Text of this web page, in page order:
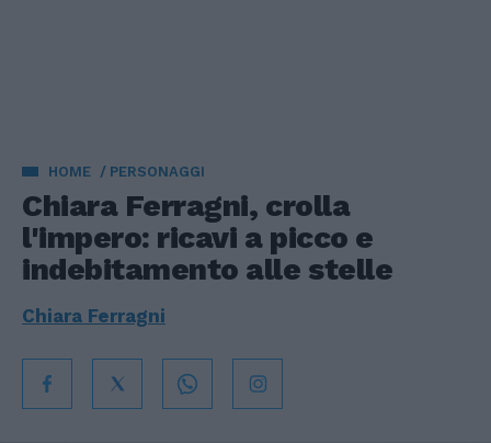
HOME PERSONAGGI
Chiara Ferragni, crolla
l'impero: ricavi a picco e
indebitamento alle stelle
Chiara Ferragni